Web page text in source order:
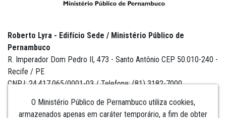
O Ministério Público de Pernambuco utiliza cookies,
armazenados apenas em caráter temporário, a fim de obter
Roberto Lyra - Edifício Sede / Ministério Público de
Pernambuco
R. Imperador Dom Pedro II, 473 - Santo Antônio CEP 50.010-240 -
Recife / PE
CNPJ: 24.417.065/0001-03 / Telefone: (81) 3182-7000